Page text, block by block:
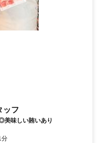
ッフ
美味しい賄いあり
分